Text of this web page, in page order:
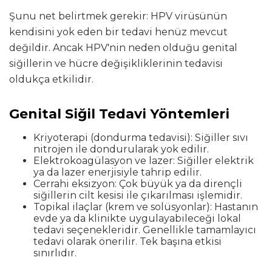
Şunu net belirtmek gerekir: HPV virüsünün
kendisini yok eden bir tedavi henüz mevcut
değildir. Ancak HPV'nin neden olduğu genital
siğillerin ve hücre değişikliklerinin tedavisi
oldukça etkilidir.
Genital Siğil Tedavi Yöntemleri
Kriyoterapi (dondurma tedavisi): Siğiller sıvı
nitrojen ile dondurularak yok edilir.
Elektrokoagülasyon ve lazer: Siğiller elektrik
ya da lazer enerjisiyle tahrip edilir.
Cerrahi eksizyon: Çok büyük ya da dirençli
siğillerin cilt kesisi ile çıkarılması işlemidir.
Topikal ilaçlar (krem ve solüsyonlar): Hastanın
evde ya da klinikte uygulayabileceği lokal
tedavi seçenekleridir. Genellikle tamamlayıcı
tedavi olarak önerilir. Tek başına etkisi
sınırlıdır.